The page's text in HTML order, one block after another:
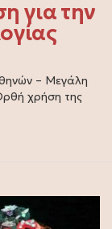
για την
– Μεγάλη
χρήση της